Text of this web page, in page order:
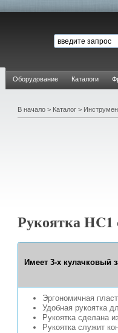
Оборудование Каталоги
В начало> Каталог>
Рукоятка
Имеет 3-х кулачковый
Эргономичная
Удобная рукоятка
Рукоятка сделана
Рукоятка служит